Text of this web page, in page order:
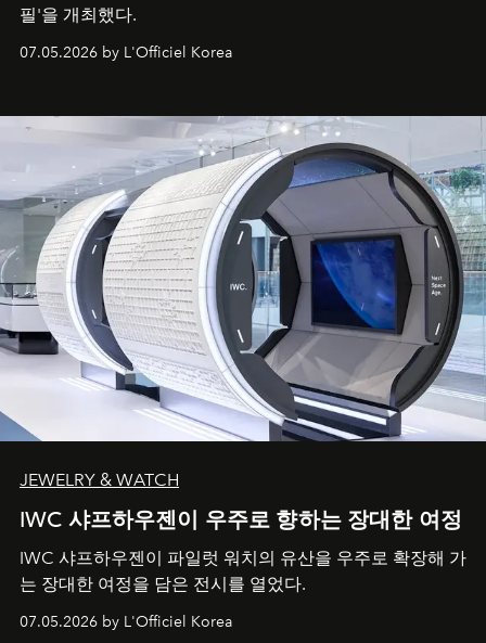
필'을 개최했다.
07.05.2026 by L'Officiel Korea
JEWELRY & WATCH
IWC 샤프하우젠이 우주로 향하는 장대한 여정
IWC 샤프하우젠이 파일럿 워치의 유산을 우주로 확장해 가
는 장대한 여정을 담은 전시를 열었다.
07.05.2026 by L'Officiel Korea